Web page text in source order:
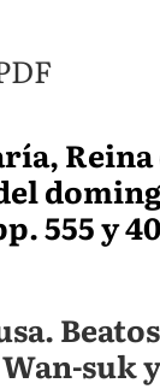
555 y
suk